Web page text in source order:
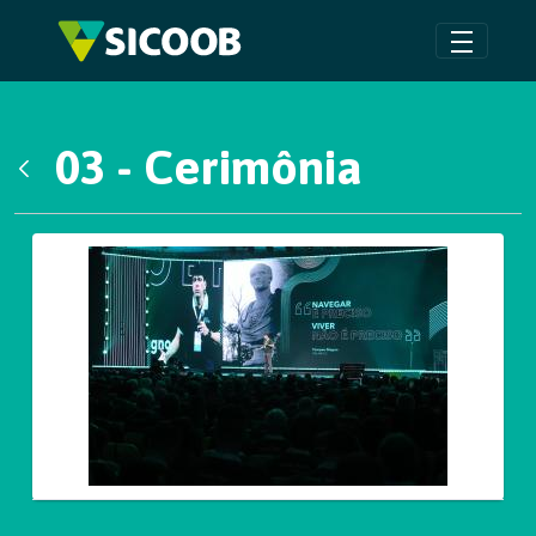
Pular para o Conteúdo principal
03 - Cerimônia
Galeria de Mídias